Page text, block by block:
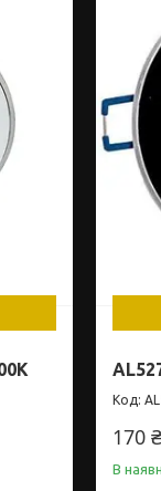
170 ₴
В